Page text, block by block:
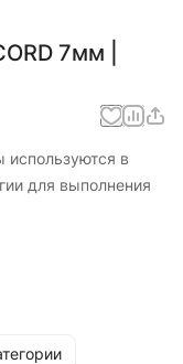
7мм |
в
для выполнения